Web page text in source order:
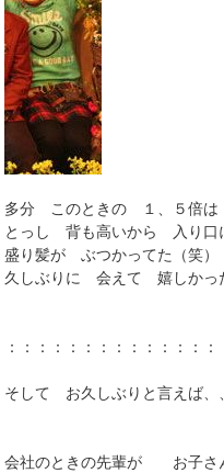
多分 このときの １、５倍は
とっし 背も高いから 入り
盛り髪が ぶつかってた（笑）
久しぶりに 会えて 嬉しかっ
：：：：：：：：：：：：：
そして お久しぶりと言えば、
会社のときの先輩が お子さ